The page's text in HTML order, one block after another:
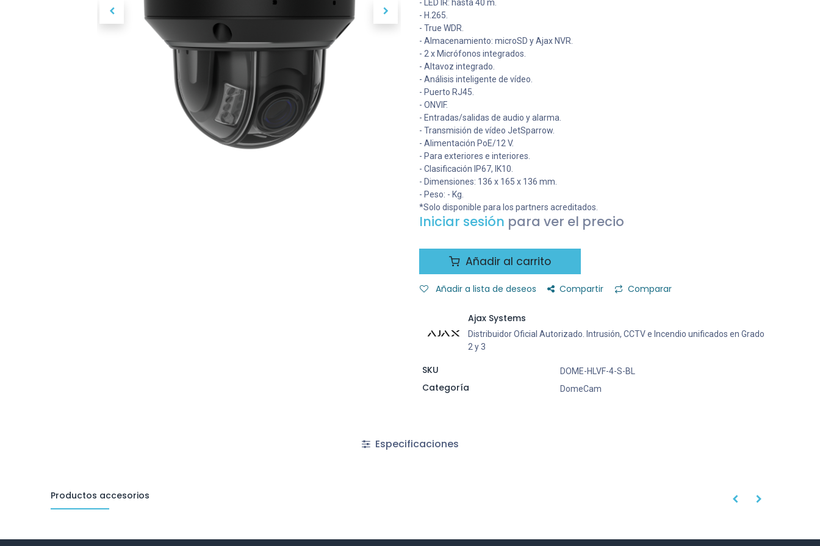
- LED IR: hasta 40 m.
- H.265.
- True WDR.
- Almacenamiento: microSD y Ajax NVR.
- 2 x Micrófonos integrados.
- Altavoz integrado.
- Análisis inteligente de vídeo.
- Puerto RJ45.
- ONVIF.
- Entradas/salidas de audio y alarma.
- Transmisión de vídeo JetSparrow.
- Alimentación PoE/12 V.
- Para exteriores e interiores.
- Clasificación IP67, IK10.
- Dimensiones: 136 x 165 x 136 mm.
- Peso: - Kg.
*Solo disponible para los partners acreditados.
Iniciar sesión para ver el precio
Añadir al carrito
Añadir a lista de deseos Compartir Comparar
Ajax Systems
Distribuidor Oficial Autorizado. Intrusión, CCTV e Incendio unificados en Grado
2 y 3
SKU DOME-HLVF-4-S-BL
Categoría DomeCam
Especificaciones
Productos accesorios